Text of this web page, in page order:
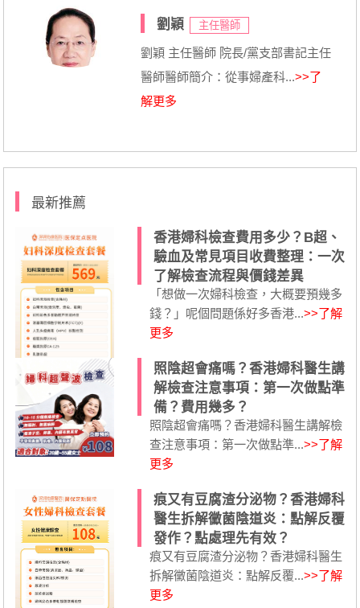
劉穎 主任醫師
劉穎 主任醫師 院長/黨支部書記主任
醫師醫師簡介：從事婦產科...>>了
解更多
最新推薦
香港婦科檢查費用多少？B超、
驗血及常見項目收費整理：一次
了解檢查流程與價錢差異
「想做一次婦科檢查，大概要預幾多
錢？」呢個問題係好多香港...>>了解
更多
照陰超會痛嗎？香港婦科醫生講
解檢查注意事項：第一次做點準
備？費用幾多？
照陰超會痛嗎？香港婦科醫生講解檢
查注意事項：第一次做點準...>>了解
更多
痕又有豆腐渣分泌物？香港婦科
醫生拆解黴菌陰道炎：點解反覆
發作？點處理先有效？
痕又有豆腐渣分泌物？香港婦科醫生
拆解黴菌陰道炎：點解反覆...>>了解
更多